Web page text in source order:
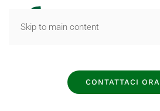
Skip to main content
CONTATTACI ORA